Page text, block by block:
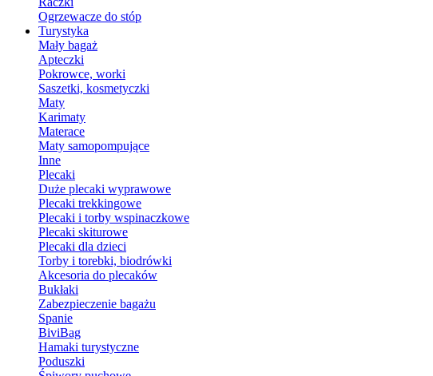
Ogrzewacze do stóp
Turystyka
Mały bagaż
Apteczki
Pokrowce, worki
Saszetki, kosmetyczki
Maty
Karimaty
Materace
Maty samopompujące
Inne
Plecaki
Duże plecaki wyprawowe
Plecaki trekkingowe
Plecaki i torby wspinaczkowe
Plecaki skiturowe
Plecaki dla dzieci
Torby i torebki, biodrówki
Akcesoria do plecaków
Bukłaki
Zabezpieczenie bagażu
Spanie
BiviBag
Hamaki turystyczne
Poduszki